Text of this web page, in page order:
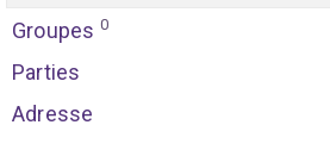
Groupes 0
Parties
Adresse